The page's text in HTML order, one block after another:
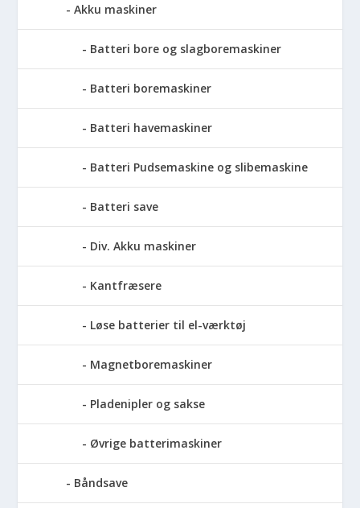
Akku maskiner
Batteri bore og slagboremaskiner
Batteri boremaskiner
Batteri havemaskiner
Batteri Pudsemaskine og slibemaskine
Batteri save
Div. Akku maskiner
Kantfræsere
Løse batterier til el-værktøj
Magnetboremaskiner
Pladenipler og sakse
Øvrige batterimaskiner
Båndsave